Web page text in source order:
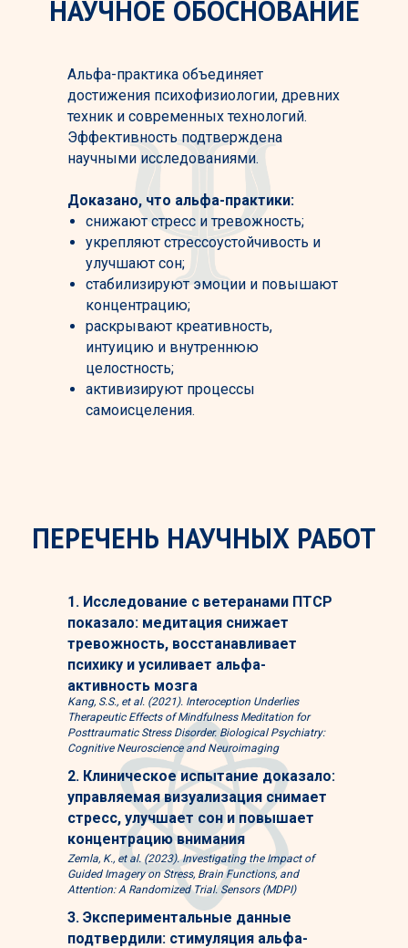
НАУЧНОЕ ОБОСНОВАНИЕ
Альфа-практика объединяет
достижения психофизиологии, древних
техник и современных технологий.
Эффективность подтверждена
научными исследованиями.
Доказано, что альфа-практики:
снижают стресс и тревожность;
укрепляют стрессоустойчивость и
улучшают сон;
стабилизируют эмоции и повышают
концентрацию;
раскрывают креативность,
интуицию и внутреннюю
целостность;
активизируют процессы
самоисцеления.
ПЕРЕЧЕНЬ НАУЧНЫХ РАБОТ
1. Исследование с ветеранами ПТСР
показало: медитация снижает
тревожность, восстанавливает
психику и усиливает альфа-
активность мозга
2. Клиническое испытание доказало:
управляемая визуализация снимает
стресс, улучшает сон и повышает
концентрацию внимания
3. Экспериментальные данные
подтвердили: стимуляция альфа-
Kang, S.S., et al. (2021). Interoception Underlies
Therapeutic Effects of Mindfulness Meditation for
Posttraumatic Stress Disorder. Biological Psychiatry:
Cognitive Neuroscience and Neuroimaging
Zemla, K., et al. (2023). Investigating the Impact of
Guided Imagery on Stress, Brain Functions, and
Attention: A Randomized Trial. Sensors (MDPI)